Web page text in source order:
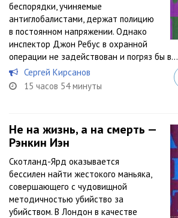
беспорядки, учиняемые
антиглобалистами, держат полицию
в постоянном напряжении. Однако
инспектор Джон Ребус в охранной
операции не задействован и погряз бы в...
Сергей Кирсанов
15 часов 54 минуты
Не на жизнь, а на смерть —
Рэнкин Иэн
Скотланд-Ярд оказывается
бессилен найти жестокого маньяка,
совершающего с чудовищной
методичностью убийство за
убийством. В Лондон в качестве